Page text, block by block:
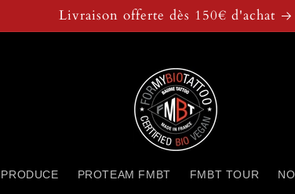
Livraison offerte dès 150€ d'achat
PROTEAM FMBT FMBT TOUR